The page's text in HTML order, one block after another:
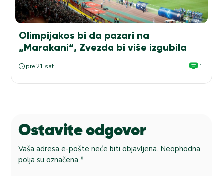
Olimpijakos bi da pazari na
„Marakani“, Zvezda bi više izgubila
pre 21 sat 1
Ostavite odgovor
Vaša adresa e-pošte neće biti objavljena. Neophodna
polja su označena *